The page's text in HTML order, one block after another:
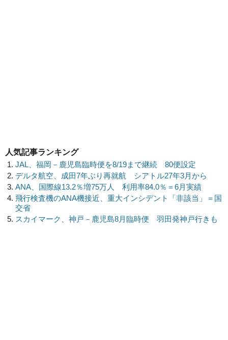
人気記事ランキング
JAL、福岡－鹿児島臨時便を8/19まで継続 80便設定
デルタ航空、成田7年ぶり再就航 シアトル27年3月から
ANA、国際線13.2％増75万人 利用率84.0％＝6月実績
飛行検査機のANA機接近、重大インシデント「非該当」＝国
交省
スカイマーク、神戸－鹿児島8月臨時便 羽田発神戸行きも